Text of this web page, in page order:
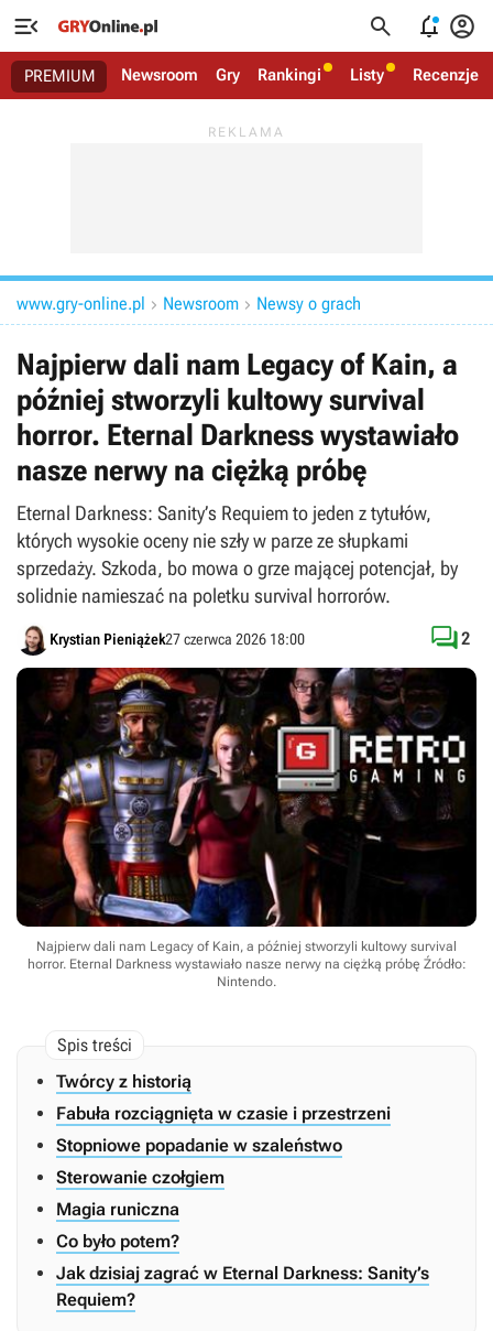
   
PREMIUM Newsroom Gry Rankingi Listy Recenzje
www.gry-online.pl  Newsroom  Newsy o grach
Najpierw dali nam Legacy of Kain, a
później stworzyli kultowy survival
horror. Eternal Darkness wystawiało
nasze nerwy na ciężką próbę
Eternal Darkness: Sanity’s Requiem to jeden z tytułów,
których wysokie oceny nie szły w parze ze słupkami
sprzedaży. Szkoda, bo mowa o grze mającej potencjał, by
solidnie namieszać na poletku survival horrorów.
Krystian Pieniążek27 czerwca 2026 18:00 2
Najpierw dali nam Legacy of Kain, a później stworzyli kultowy survival
horror. Eternal Darkness wystawiało nasze nerwy na ciężką próbę Źródło:
Nintendo.
Twórcy z historią
Fabuła rozciągnięta w czasie i przestrzeni
Stopniowe popadanie w szaleństwo
Sterowanie czołgiem
Magia runiczna
Co było potem?
Jak dzisiaj zagrać w Eternal Darkness: Sanity’s
Requiem?